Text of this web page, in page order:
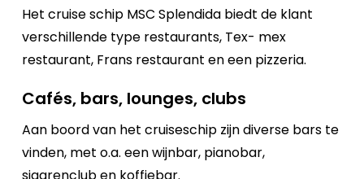
Het cruise schip MSC Splendida biedt de klant
verschillende type restaurants, Tex- mex
restaurant, Frans restaurant en een pizzeria.
Cafés, bars, lounges, clubs
Aan boord van het cruiseschip zijn diverse bars te
vinden, met o.a. een wijnbar, pianobar,